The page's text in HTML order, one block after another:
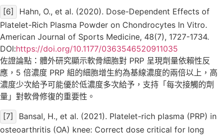
[6]
Hahn, O., et al. (2020). Dose-Dependent Effects of
Platelet-Rich Plasma Powder on Chondrocytes In Vitro.
American Journal of Sports Medicine, 48(7), 1727-1734.
DOI:https://doi.org/10.1177/0363546520911035
佐證論點：體外研究顯示軟骨細胞對 PRP 呈現劑量依賴性反
應，5 倍濃度 PRP 組的細胞增生約為基線濃度的兩倍以上，高
濃度少次給予可能優於低濃度多次給予，支持「每次接觸的劑
量」對軟骨修復的重要性。
[7]
Bansal, H., et al. (2021). Platelet-rich plasma (PRP) in
osteoarthritis (OA) knee: Correct dose critical for long